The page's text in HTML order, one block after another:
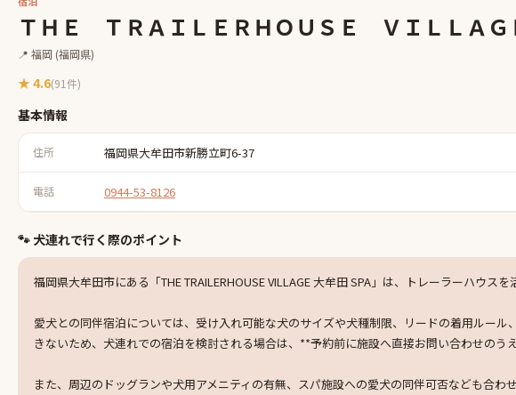
ＴＨＥ ＴＲＡＩＬＥＲＨＯＵＳＥ ＶＩＬＬＡ
📍 福岡 (福岡県)
★ 4.6(91件)
基本情報
住所 福岡県大牟田市新勝立町6-37
電話 0944-53-8126
🐾 犬連れで行く際のポイント
福岡県大牟田市にある「THE TRAILERHOUSE VILLAGE 大牟田 SPA」は、トレーラーハウ
愛犬との同伴宿泊については、受け入れ可能な犬のサイズや犬種制限、リードの着用ルー
きないため、犬連れでの宿泊を検討される場合は、**予約前に施設へ直接お問い合わせのう
また、周辺のドッグランや犬用アメニティの有無、スパ施設への愛犬の同伴可否なども合